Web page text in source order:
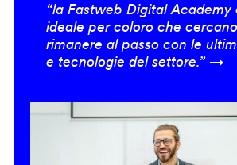
“la Fastweb Digital Academy
ideale per coloro che
rimanere al passo con le
e tecnologie del settore.” →